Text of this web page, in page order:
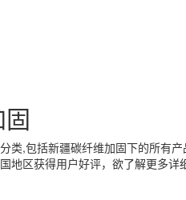
类,包括新疆碳纤维加固下的所有
地区获得用户好评，欲了解更多详